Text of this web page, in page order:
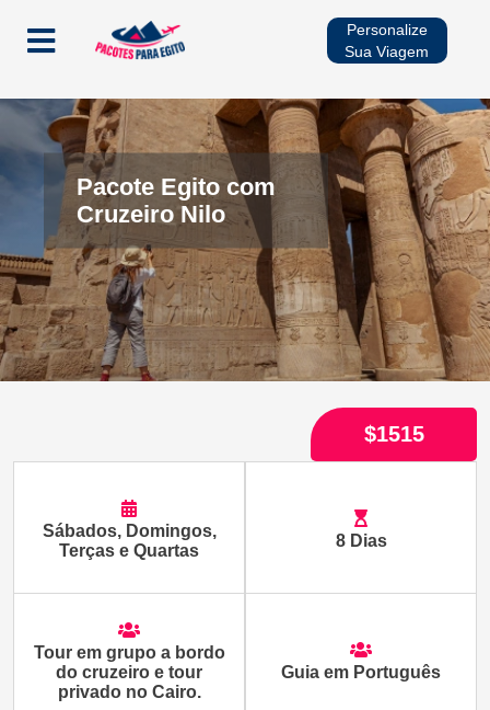
Personalize
Sua Viagem
Início
Pacotes
Cruzeiros no Rio Nilo
Multidestinos
Viagens Sazonais
Pacote Egito com
Cruzeiro Nilo
$1515
Sábados, Domingos,
Terças e Quartas
8 Dias
Tour em grupo a bordo
do cruzeiro e tour
privado no Cairo.
Guia em Português